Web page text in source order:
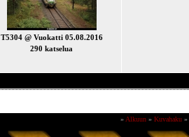
T5304 @ Vuokatti 05.08.2016
290 katselua
» Alkuun» Kuvahaku»